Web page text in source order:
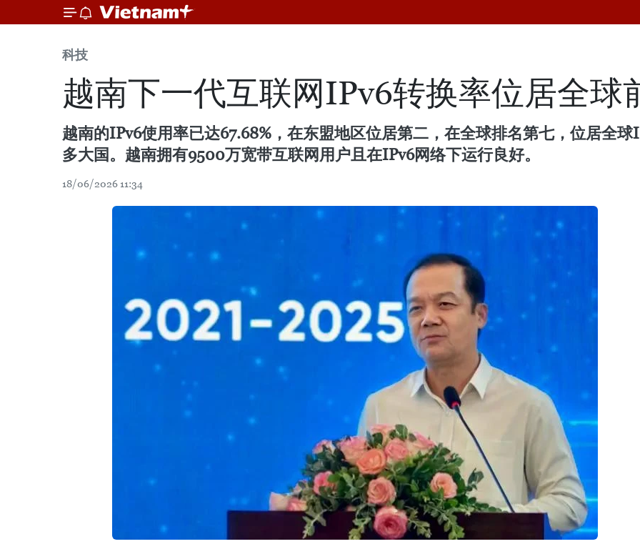
科技
越南下一代互联网IPv6转换率位居全球
越南的IPv6使用率已达67.68%，在东盟地区位居第二，在全球排名第七，位居全
多大国。越南拥有9500万宽带互联网用户且在IPv6网络下运行良好。
18/06/2026 11:34